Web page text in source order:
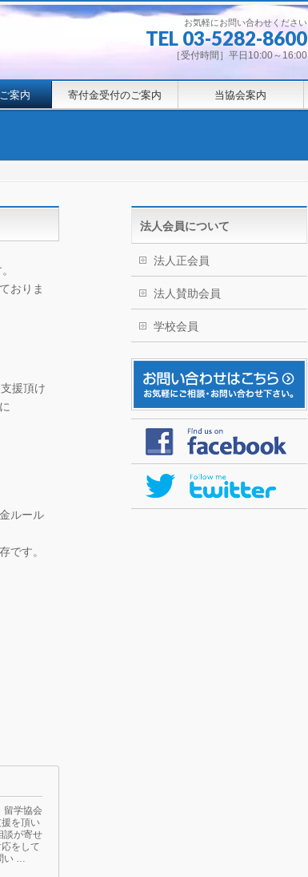
お気軽にお問い合わせください
TEL 03-5282-8600
［受付時間］平日10:00～16:00
案内 寄付金受付のご案内 当協会案内
おりま
援頂け
ルール
です。
留学協会
を頂い
談が寄せ
をして
い …
法人会員について
法人正会員
法人賛助会員
学校会員